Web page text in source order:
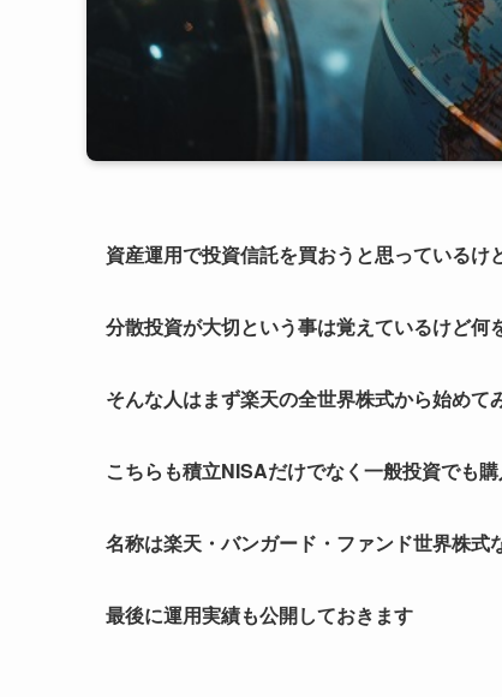
資産運用で投資信託を買おうと思っているけ
分散投資が大切という事は覚えているけど
そんな人はまず楽天の全世界株式から始めて
こちらも積立NISAだけでなく一般投資でも
名称は楽天・バンガード・ファンド世界株
最後に運用実績も公開しておきます